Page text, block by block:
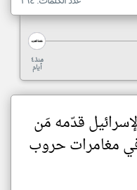
منذ ٤
أيام
قدّمه مَن
في مغامرات حروب